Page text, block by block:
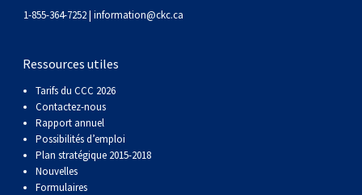
1-855-364-7252 | information@ckc.ca
Ressources utiles
Tarifs du CCC 2026
Contactez-nous
Rapport annuel
Possibilités d’emploi
Plan stratégique 2015-2018
Nouvelles
Formulaires